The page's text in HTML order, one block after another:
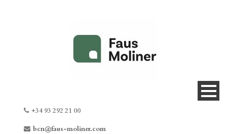
+34 93 292 21 00
bcn@faus-moliner.com